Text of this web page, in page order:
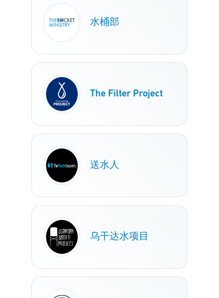
水桶部
The Filter Project
送水人
乌干达水项目